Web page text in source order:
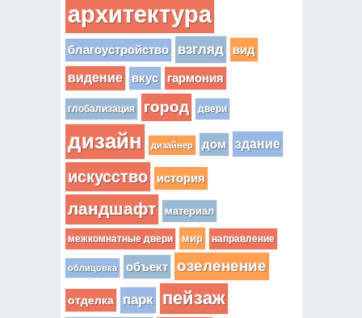
архитектура
благоустройство взгляд вид
видение вкус гармония
глобализация город двери
дизайн дизайнер дом здание
искусство история
ландшафт материал
межкомнатные двери мир направление
облицовка объект озеленение
отделка парк пейзаж